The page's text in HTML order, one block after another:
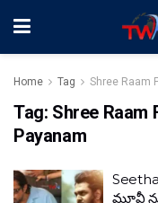
Home Tag Shree Raam
Tag: Shree Raam
Payanam
మూవీ